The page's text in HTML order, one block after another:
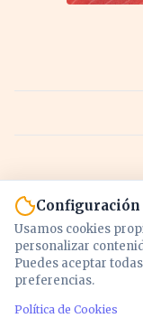
Configuración
Usamos cookies
personalizar
Puedes aceptar
preferencias.
Política de Cookies